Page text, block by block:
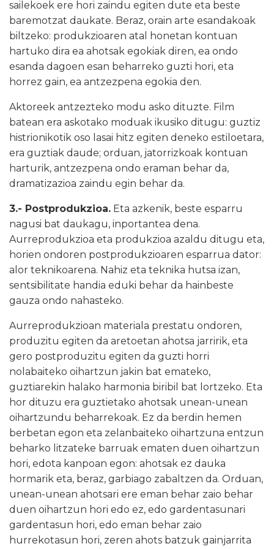
sailekoek ere hori zaindu egiten dute eta beste
baremotzat daukate. Beraz, orain arte esandakoak
biltzeko: produkzioaren atal honetan kontuan
hartuko dira ea ahotsak egokiak diren, ea ondo
esanda dagoen esan beharreko guzti hori, eta
horrez gain, ea antzezpena egokia den.
Aktoreek antzezteko modu asko dituzte. Film
batean era askotako moduak ikusiko ditugu: guztiz
histrionikotik oso lasai hitz egiten deneko estiloetara,
era guztiak daude; orduan, jatorrizkoak kontuan
harturik, antzezpena ondo eraman behar da,
dramatizazioa zaindu egin behar da.
3.- Postprodukzioa. Eta azkenik, beste esparru
nagusi bat daukagu, inportantea dena.
Aurreprodukzioa eta produkzioa azaldu ditugu eta,
horien ondoren postprodukzioaren esparrua dator:
alor teknikoarena. Nahiz eta teknika hutsa izan,
sentsibilitate handia eduki behar da hainbeste
gauza ondo nahasteko.
Aurreprodukzioan materiala prestatu ondoren,
produzitu egiten da aretoetan ahotsa jarririk, eta
gero postproduzitu egiten da guzti horri
nolabaiteko oihartzun jakin bat emateko,
guztiarekin halako harmonia biribil bat lortzeko. Eta
hor dituzu era guztietako ahotsak unean-unean
oihartzundu beharrekoak. Ez da berdin hemen
berbetan egon eta zelanbaiteko oihartzuna entzun
beharko litzateke barruak ematen duen oihartzun
hori, edota kanpoan egon: ahotsak ez dauka
hormarik eta, beraz, garbiago zabaltzen da. Orduan,
unean-unean ahotsari ere eman behar zaio behar
duen oihartzun hori edo ez, edo gardentasunari
gardentasun hori, edo eman behar zaio
hurrekotasun hori, zeren ahots batzuk gainjarrita